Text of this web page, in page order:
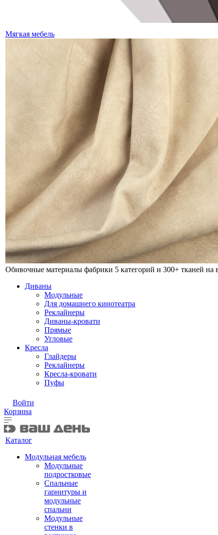
Мягкая мебель
Обивочные материалы фабрики 5 категорий и 300+ тканей на
Диваны
Модульные
Для домашнего кинотеатра
Реклайнеры
Диваны-кровати
Прямые
Угловые
Кресла
Глайдеры
Реклайнеры
Кресла-кровати
Пуфы
Войти
Корзина
Каталог
Модульная мебель
Модульные
подростковые
Спальные
гарнитуры и
модульные
спальни
Модульные
стенки в